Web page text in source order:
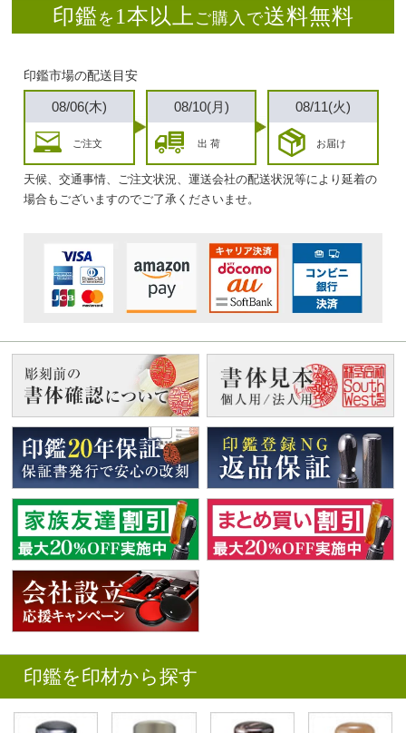
印鑑 を 1本以上 ご購入で送料無料
印鑑市場の配送目安
08/06(木)
ご注文
08/10(月)
出 荷
08/11(火)
お届け
天候、交通事情、ご注文状況、運送会社の配送状況等により延着の
場合もございますのでご了承くださいませ。
印鑑を印材から探す